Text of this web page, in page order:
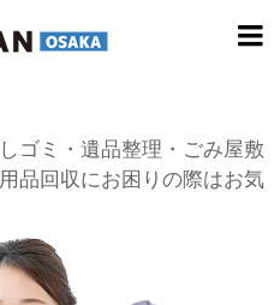

ゴミ・遺品整理・ごみ屋敷
品回収にお困りの際はお気